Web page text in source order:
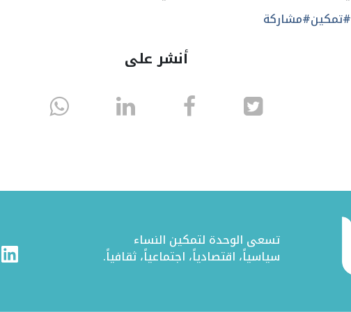
#تمكين#مشاركة
أنشر على
انشر انشر انشر
تسعى الوحدة لتمكين النساء
سياسياً، اقتصادياً، اجتماعياً، ثقافياً. Linkedin